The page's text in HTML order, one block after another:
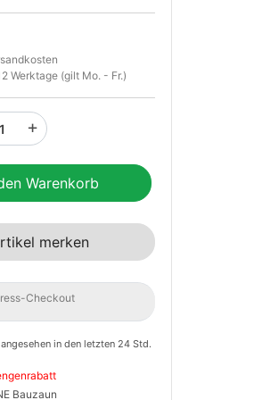
Werktage (gilt Mo. - Fr.)
+
Warenkorb
merken
Checkout
in den letzten 24 Std.
Bauzaun